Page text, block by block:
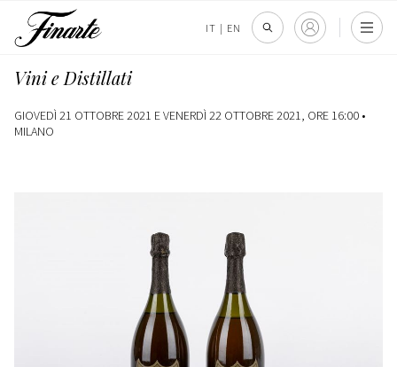
IT | EN
Vini e Distillati
GIOVEDÌ 21 OTTOBRE 2021 E VENERDÌ 22 OTTOBRE 2021, ORE 16:00 •
MILANO